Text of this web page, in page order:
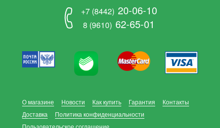
+7 (8442) 20-06-10
8 (9610) 62-65-01
О магазине Новости Как купить Гарантия
Контакты
Доставка
Политика конфиденциальности